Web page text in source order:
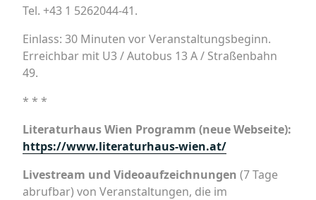
Tel. +43 1 5262044-41.
Einlass: 30 Minuten vor Veranstaltungsbeginn.
Erreichbar mit U3 / Autobus 13 A / Straßenbahn
49.
* * *
Literaturhaus Wien Programm (neue Webseite):
https://www.literaturhaus-wien.at/
Livestream und Videoaufzeichnungen (7 Tage
abrufbar) von Veranstaltungen, die im